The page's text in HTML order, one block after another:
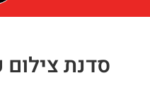
סדנת צילום